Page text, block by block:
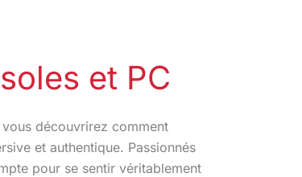
et PC
découvrirez comment
et authentique. Passionnés
pour se sentir véritablement